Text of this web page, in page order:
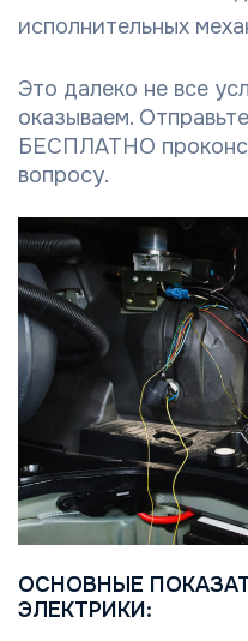
исполнительных
Это далеко не все
оказываем.
БЕСПЛАТНО
вопросу.
ОСНОВНЫЕ
ЭЛЕКТРИКИ: